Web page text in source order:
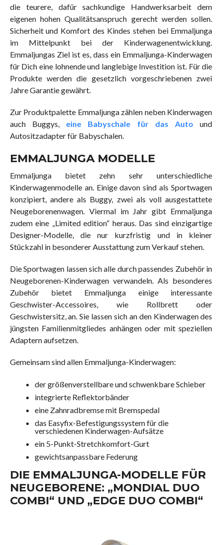
die teurere, dafür sachkundige Handwerksarbeit dem
eigenen hohen Qualitätsanspruch gerecht werden sollen.
Sicherheit und Komfort des Kindes stehen bei Emmaljunga
im Mittelpunkt bei der Kinderwagenentwicklung.
Emmaljungas Ziel ist es, dass ein Emmaljunga-Kinderwagen
für Dich eine lohnende und langlebige Investition ist. Für die
Produkte werden die gesetzlich vorgeschriebenen zwei
Jahre Garantie gewährt.
Zur Produktpalette Emmaljunga zählen neben Kinderwagen
auch Buggys, eine Babyschale für das Auto und
Autositzadapter für Babyschalen.
EMMALJUNGA MODELLE
Emmaljunga bietet zehn sehr unterschiedliche
Kinderwagenmodelle an. Einige davon sind als Sportwagen
konzipiert, andere als Buggy, zwei als voll ausgestattete
Neugeborenenwagen. Viermal im Jahr gibt Emmaljunga
zudem eine „Limited edition“ heraus. Das sind einzigartige
Designer-Modelle, die nur kurzfristig und in kleiner
Stückzahl in besonderer Ausstattung zum Verkauf stehen.
Die Sportwagen lassen sich alle durch passendes Zubehör in
Neugeborenen-Kinderwagen verwandeln. Als besonderes
Zubehör bietet Emmaljunga einige interessante
Geschwister-Accessoires, wie Rollbrett oder
Geschwistersitz, an. Sie lassen sich an den Kinderwagen des
jüngsten Familienmitgliedes anhängen oder mit speziellen
Adaptern aufsetzen.
Gemeinsam sind allen Emmaljunga-Kinderwagen:
der größenverstellbare und schwenkbare Schieber
integrierte Reflektorbänder
eine Zahnradbremse mit Bremspedal
das Easyfix-Befestigungssystem für die
verschiedenen Kinderwagen-Aufsätze
ein 5-Punkt-Stretchkomfort-Gurt
gewichtsanpassbare Federung
DIE EMMALJUNGA-MODELLE FÜR
NEUGEBORENE: „MONDIAL DUO
COMBI“ UND „EDGE DUO COMBI“